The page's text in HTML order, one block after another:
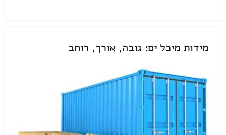
מידות מיכל ים: גובה, אורך, רוחב